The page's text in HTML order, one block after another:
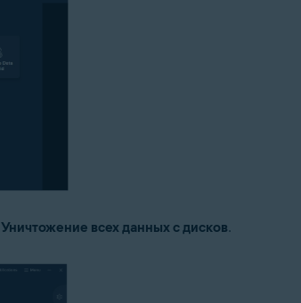
Уничтожение всех данных с дисков.